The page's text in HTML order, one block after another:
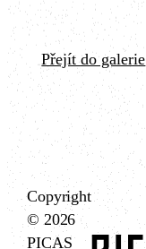
Přejít do galerie
Copyright
© 2026
PICAS